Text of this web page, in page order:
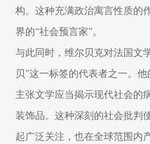
构。这种充满政治寓言性质的
界的“社会预言家”。
与此同时，维尔贝克对法国文
贝”这一标签的代表者之一。
主张文学应当揭示现代社会的
装饰品。这种深刻的社会批判
起广泛关注，也在全球范围内